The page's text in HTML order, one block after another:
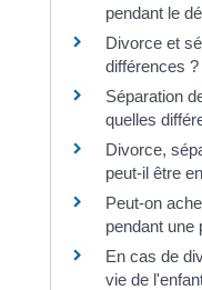
pendant le
Divorce et
différences ?
Séparation
quelles
Divorce,
peut-il être
Peut-on
pendant une
En cas de
vie de